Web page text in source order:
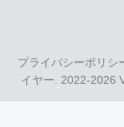
プライバシーポリシ
イヤー. 2022-2026